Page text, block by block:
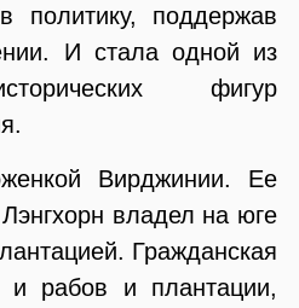
поддержав
И стала одной из
фигур
Вирджинии. Ее
владел на юге
Гражданская
рабов и плантации,